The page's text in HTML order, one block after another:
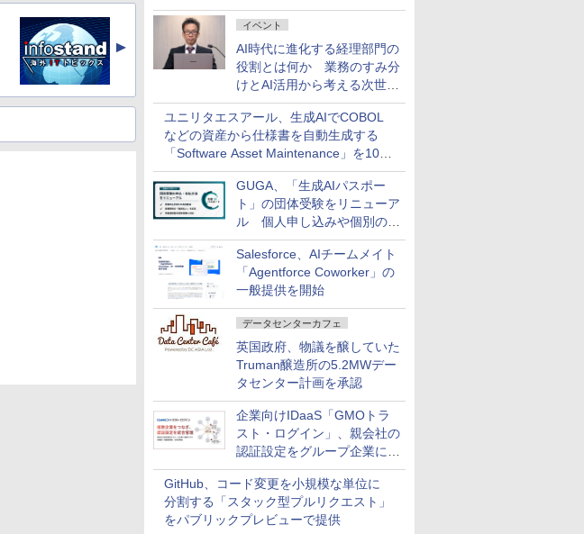
ダッシュボード画面を搭載
イベント
AI時代に進化する経理部門の
役割とは何か 業務のすみ分
けとAI活用から考える次世代
ファイナンス戦略
ユニリタエスアール、生成AIでCOBOL
などの資産から仕様書を自動生成する
「Software Asset Maintenance」を10月
に発売
GUGA、「生成AIパスポー
ト」の団体受験をリニューア
ル 個人申し込みや個別の支
払いなどに対応
Salesforce、AIチームメイト
「Agentforce Coworker」の
一般提供を開始
データセンターカフェ
英国政府、物議を醸していた
Truman醸造所の5.2MWデー
タセンター計画を承認
企業向けIDaaS「GMOトラ
スト・ログイン」、親会社の
認証設定をグループ企業に展
開できる新機能を提供
GitHub、コード変更を小規模な単位に
分割する「スタック型プルリクエスト」
をパブリックプレビューで提供
▲